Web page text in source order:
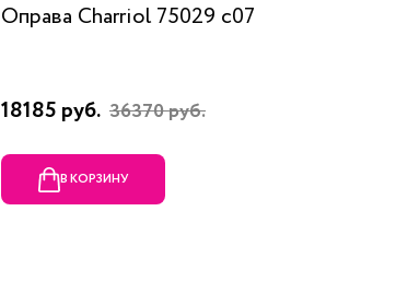
Оправа Charriol 75029 c07
18185 руб. 36370 руб.
В КОРЗИНУ